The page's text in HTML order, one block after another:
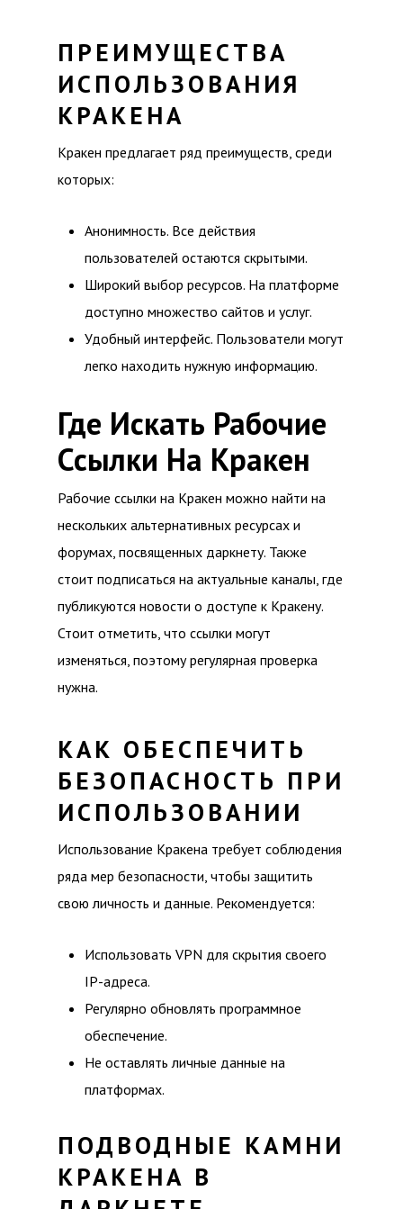
ПРЕИМУЩЕСТВА
ИСПОЛЬЗОВАНИЯ
КРАКЕНА
Кракен предлагает ряд преимуществ, среди
которых:
Анонимность. Все действия
пользователей остаются скрытыми.
Широкий выбор ресурсов. На платформе
доступно множество сайтов и услуг.
Удобный интерфейс. Пользователи могут
легко находить нужную информацию.
Где Искать Рабочие
Ссылки На Кракен
Рабочие ссылки на Кракен можно найти на
нескольких альтернативных ресурсах и
форумах, посвященных даркнету. Также
стоит подписаться на актуальные каналы, где
публикуются новости о доступе к Кракену.
Стоит отметить, что ссылки могут
изменяться, поэтому регулярная проверка
нужна.
КАК ОБЕСПЕЧИТЬ
БЕЗОПАСНОСТЬ ПРИ
ИСПОЛЬЗОВАНИИ
Использование Кракена требует соблюдения
ряда мер безопасности, чтобы защитить
свою личность и данные. Рекомендуется:
Использовать VPN для скрытия своего
IP-адреса.
Регулярно обновлять программное
обеспечение.
Не оставлять личные данные на
платформах.
ПОДВОДНЫЕ КАМНИ
КРАКЕНА В